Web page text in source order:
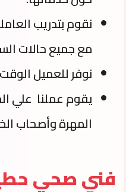
نقوم بتدريب
مع جميع حالات
نوفر للعميل
يقوم عملنا علي
المهرة وأصحاب
فني صحي